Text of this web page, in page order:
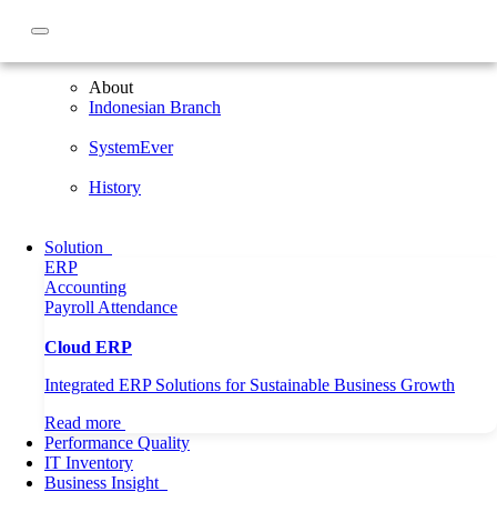
About
Indonesian Branch
SystemEver
History
Solution
ERP
Accounting
Payroll Attendance
Cloud ERP
Integrated ERP Solutions for Sustainable Business Growth
Read more
Performance Quality
IT Inventory
Business Insight
Home Article 3 Tips Mengelola Inventory untuk Meningkatkan
Belanja Konsumen